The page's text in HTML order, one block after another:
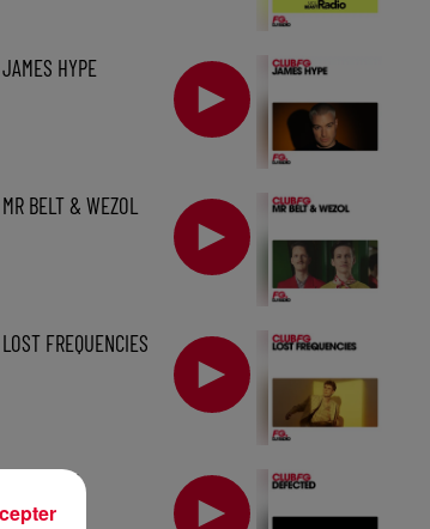
HYPE
BELT & WEZOL
FREQUENCIES
DEFECTED